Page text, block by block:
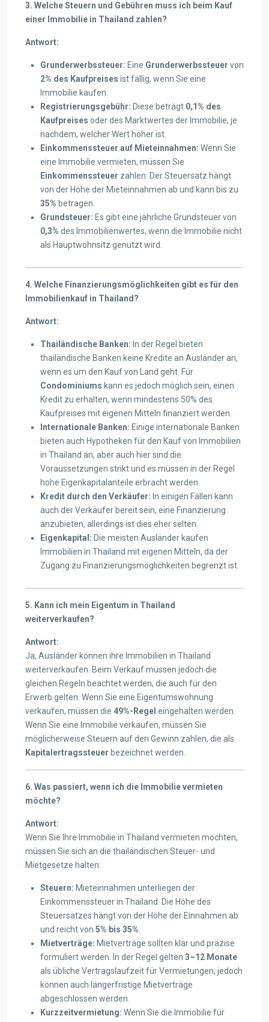
3. Welche Steuern und Gebühren muss ich beim Kauf
einer Immobilie in Thailand zahlen?
Antwort:
Grunderwerbssteuer: Eine Grunderwerbssteuer von
2% des Kaufpreises ist fällig, wenn Sie eine
Immobilie kaufen.
Registrierungsgebühr: Diese beträgt 0,1% des
Kaufpreises oder des Marktwertes der Immobilie, je
nachdem, welcher Wert höher ist.
Einkommenssteuer auf Mieteinnahmen: Wenn Sie
eine Immobilie vermieten, müssen Sie
Einkommenssteuer zahlen. Der Steuersatz hängt
von der Höhe der Mieteinnahmen ab und kann bis zu
35% betragen.
Grundsteuer: Es gibt eine jährliche Grundsteuer von
0,3% des Immobilienwertes, wenn die Immobilie nicht
als Hauptwohnsitz genutzt wird.
4. Welche Finanzierungsmöglichkeiten gibt es für den
Immobilienkauf in Thailand?
Antwort:
Thailändische Banken: In der Regel bieten
thailändische Banken keine Kredite an Ausländer an,
wenn es um den Kauf von Land geht. Für
Condominiums kann es jedoch möglich sein, einen
Kredit zu erhalten, wenn mindestens 50% des
Kaufpreises mit eigenen Mitteln finanziert werden.
Internationale Banken: Einige internationale Banken
bieten auch Hypotheken für den Kauf von Immobilien
in Thailand an, aber auch hier sind die
Voraussetzungen strikt und es müssen in der Regel
hohe Eigenkapitalanteile erbracht werden.
Kredit durch den Verkäufer: In einigen Fällen kann
auch der Verkäufer bereit sein, eine Finanzierung
anzubieten, allerdings ist dies eher selten.
Eigenkapital: Die meisten Ausländer kaufen
Immobilien in Thailand mit eigenen Mitteln, da der
Zugang zu Finanzierungsmöglichkeiten begrenzt ist.
5. Kann ich mein Eigentum in Thailand
weiterverkaufen?
Antwort:
Ja, Ausländer können ihre Immobilien in Thailand
weiterverkaufen. Beim Verkauf müssen jedoch die
gleichen Regeln beachtet werden, die auch für den
Erwerb gelten. Wenn Sie eine Eigentumswohnung
verkaufen, müssen die 49%-Regel eingehalten werden.
Wenn Sie eine Immobilie verkaufen, müssen Sie
möglicherweise Steuern auf den Gewinn zahlen, die als
Kapitalertragssteuer bezeichnet werden.
6. Was passiert, wenn ich die Immobilie vermieten
möchte?
Antwort:
Wenn Sie Ihre Immobilie in Thailand vermieten möchten,
müssen Sie sich an die thailändischen Steuer- und
Mietgesetze halten:
Steuern: Mieteinnahmen unterliegen der
Einkommenssteuer in Thailand. Die Höhe des
Steuersatzes hängt von der Höhe der Einnahmen ab
und reicht von 5% bis 35%
Mietverträge: Mietverträge sollten klar und präzise
formuliert werden. In der Regel gelten 3–12 Monate
als übliche Vertragslaufzeit für Vermietungen, jedoch
können auch längerfristige Mietverträge
abgeschlossen werden.
Kurzzeitvermietung: Wenn Sie die Immobilie für